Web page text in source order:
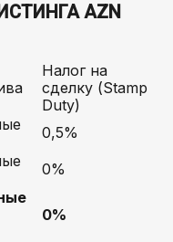
AZN
Налог на
сделку (Stamp
Duty)
0,5%
0%
0%